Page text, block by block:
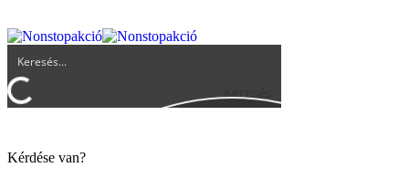
Keresés
Kérdése van?